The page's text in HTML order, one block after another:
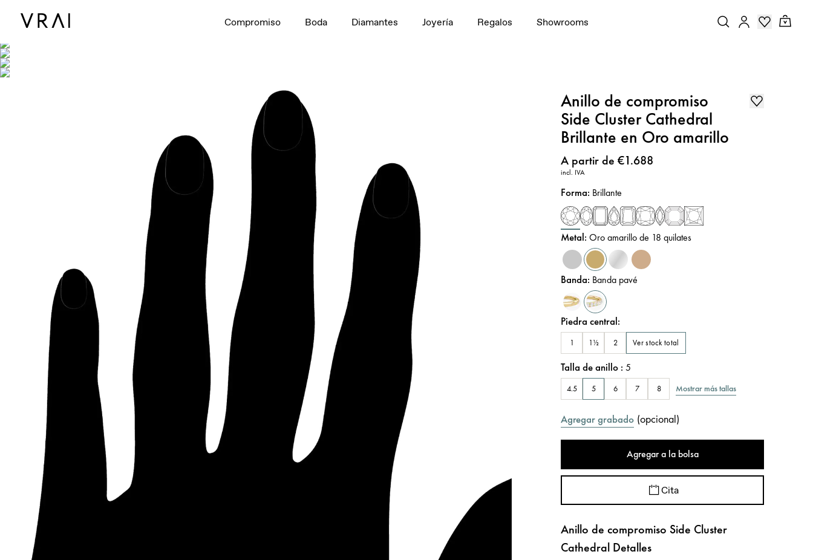
Compromiso Boda Diamantes Joyería Regalos Showrooms
Anillo de compromiso
Side Cluster Cathedral
Brillante en Oro amarillo
Precio:
A partir de €1.688
incl. IVA
Forma: Brillante
Metal:Oro amarillo de 18 quilates
Banda: Banda pavé
Piedra central:
1 1½ 2 Ver stock total
Talla de anillo :5
4.5 5 6 7 8 Mostrar más tallas
Agregar grabado (opcional)
Agregar a la bolsa
Cita
Anillo de compromiso Side Cluster
Cathedral Detalles